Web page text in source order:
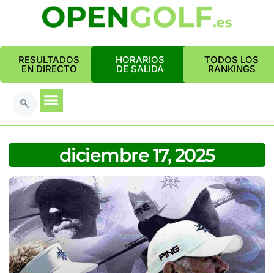
RESULTADOS
EN DIRECTO
HORARIOS
DE SALIDA
TODOS LOS
RANKINGS
diciembre 17, 2025